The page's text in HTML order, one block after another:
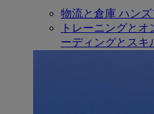
物流と倉庫 ハン
トレーニングと
ーディングとスキ